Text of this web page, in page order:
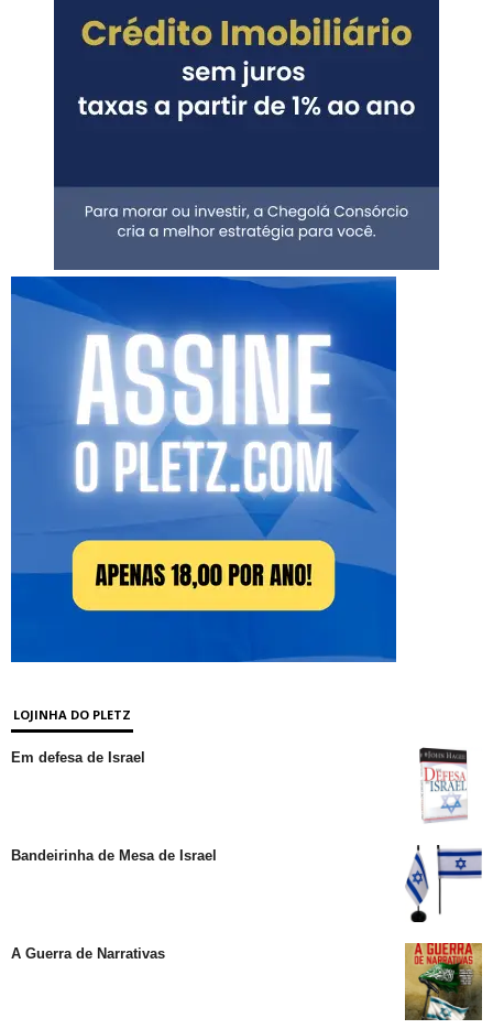
LOJINHA DO PLETZ
Em defesa de Israel
Bandeirinha de Mesa de Israel
A Guerra de Narrativas